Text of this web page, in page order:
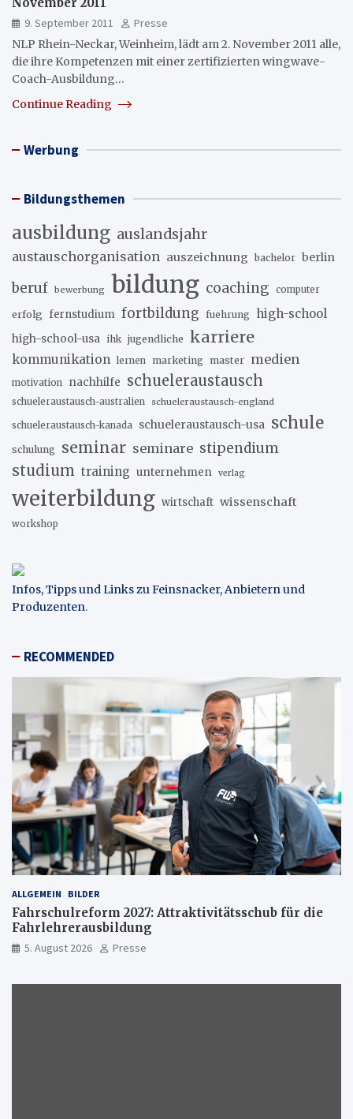
9. September 2011
Presse
NLP Rhein-Neckar, Weinheim, lädt am 2. November 2011 alle,
die ihre Kompetenzen mit einer zertifizierten wingwave-
Coach-Ausbildung…
Continue Reading
Werbung
Bildungsthemen
ausbildung auslandsjahr
austauschorganisation auszeichnung bachelor berlin
beruf bewerbung bildung coaching computer
erfolg fernstudium fortbildung fuehrung high-school
high-school-usa ihk jugendliche karriere
kommunikation lernen marketing master medien
motivation nachhilfe schueleraustausch
schueleraustausch-australien schueleraustausch-england
schueleraustausch-kanada schueleraustausch-usa schule
schulung seminar seminare stipendium
studium training unternehmen verlag
weiterbildung wirtschaft wissenschaft
workshop
Infos, Tipps und Links zu Feinsnacker, Anbietern und
Produzenten.
RECOMMENDED
ALLGEMEIN BILDER
Fahrschulreform 2027: Attraktivitätsschub für die
Fahrlehrerausbildung
5. August 2026 Presse